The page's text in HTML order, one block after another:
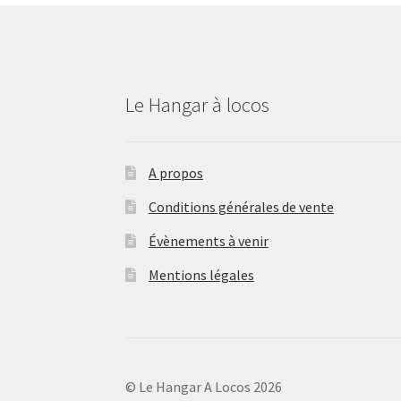
Le Hangar à locos
A propos
Conditions générales de vente
Évènements à venir
Mentions légales
© Le Hangar A Locos 2026